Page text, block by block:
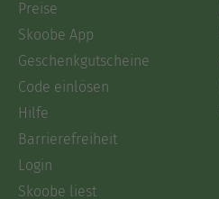
Preise
Skoobe App
Geschenkgutscheine
Code einlösen
Hilfe
Barrierefreiheit
Login
Skoobe liest